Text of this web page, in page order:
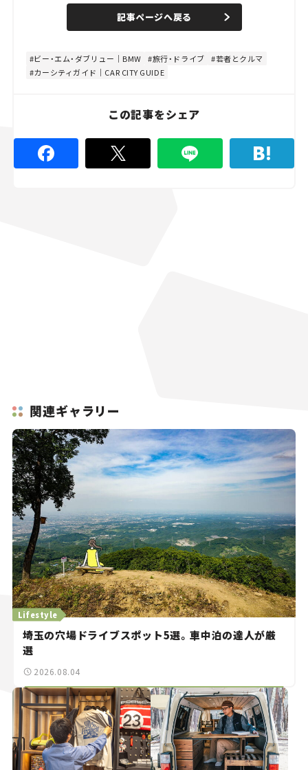
n
e
d
8
記事ページへ戻る
ビー・エム・ダブリュー｜BMW 旅行・ドライブ
若者とクルマ
カーシティガイド｜CAR CITY GUIDE
この記事をシェア
関連ギャラリー
Lifestyle
埼玉の穴場ドライブスポット5選。車中泊の達人が厳
選
2026.08.04